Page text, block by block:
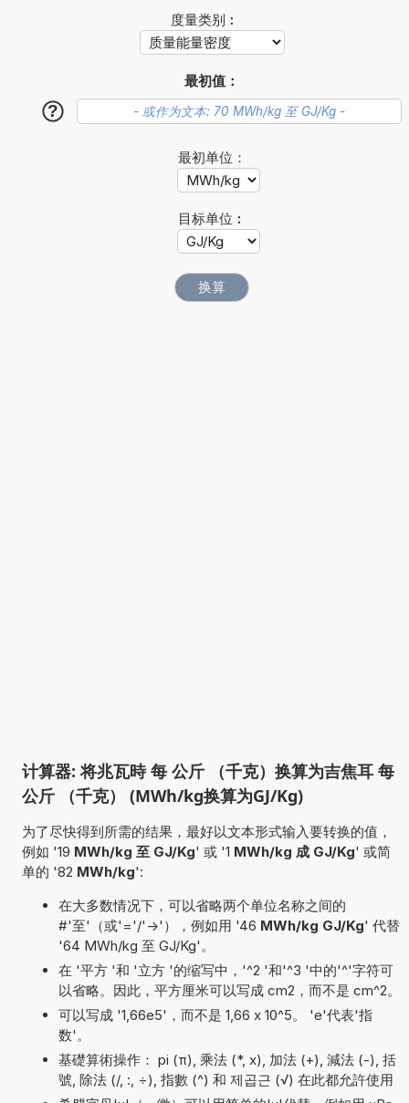
度量类别︰
最初值：
?
最初单位：
目标单位︰
计算器: 将兆瓦時 每 公斤 （千克）换算为吉焦耳 每
公斤 （千克） (MWh/kg换算为GJ/Kg)
为了尽快得到所需的结果，最好以文本形式输入要转换的值，
例如 '19 MWh/kg 至 GJ/Kg' 或 '1 MWh/kg 成 GJ/Kg' 或简
单的 '82 MWh/kg':
在大多数情况下，可以省略两个单位名称之间的
#'至'（或'='/'->'），例如用 '46 MWh/kg GJ/Kg' 代替
'64 MWh/kg 至 GJ/Kg'。
在 '平方 '和 '立方 '的缩写中，'^2 '和'^3 '中的'^'字符可
以省略。因此，平方厘米可以写成 cm2，而不是 cm^2。
可以写成 '1,66e5'，而不是 1,66 x 10^5。 'e'代表'指
数'。
基礎算術操作： pi (π), 乘法 (*, x), 加法 (+), 減法 (-), 括
號, 除法 (/, :, ÷), 指數 (^) 和 제곱근 (√) 在此都允許使用